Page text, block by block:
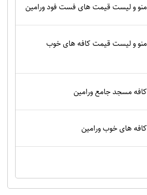
منو و لیست قیمت های فست فود ورامین
منو و لیست قیمت کافه های خوب
کافه مسجد جامع ورامین
کافه های خوب ورامین